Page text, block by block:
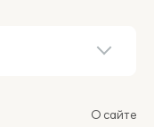
О сайте